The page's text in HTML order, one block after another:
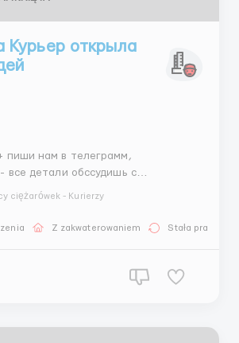
Курьер открыла
все детали обссудишь с
выплаты ежедневно ...
ciężarówek - Kurierzy
Z zakwaterowaniem Stała praca